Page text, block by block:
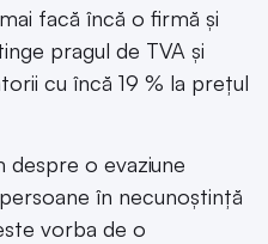
facă încă o firmă și
pragul de TVA și
cu încă 19 % la prețul
despre o evaziune
în necunoștință
vorba de o